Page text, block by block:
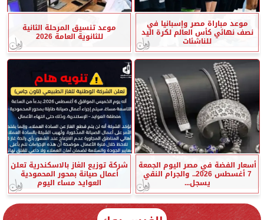
موعد مباراة مصر وإسبانيا في
نصف نهائي كأس العالم لكرة اليد
للناشئات
موعد تنسيق المرحلة الثانية
للثانوية العامة 2026
أسعار الفضة في مصر اليوم الجمعة
7 أغسطس 2026.. والجرام النقي
يسجل...
شركة توزيع الغاز بالاسكندرية تعلن
أعمال صيانة بمحور المحمودية
العوايد مساء اليوم